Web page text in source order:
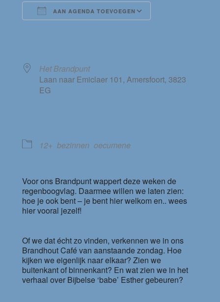
AAN AGENDA TOEVOEGEN
Het Brandpunt
Laan naar Emiclaer 101, Amersfoort, 3823
EG
12+ bezinnen oecumene
Voor ons Brandpunt wappert deze weken de
regenboogvlag. Daarmee willen we laten zien:
hoe je ook bent – je bent hier welkom en.. wees
hier vooral jezelf!
Of we dat écht zo vinden, verkennen we in ons
Brandhout Café van aanstaande zondag. Hoe
kijken we eigenlijk naar elkaar? Zien we
buitenkant of binnenkant? En wat zien we in het
verhaal over Bijbelse ‘babe’ Esther gebeuren?